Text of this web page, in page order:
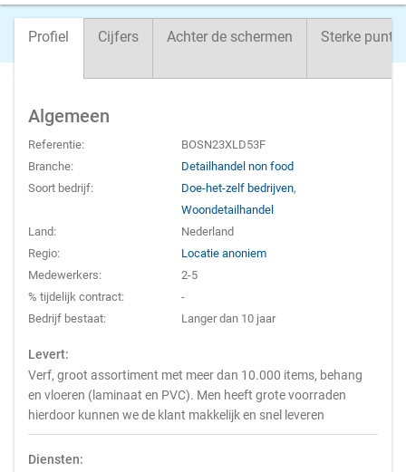
Profiel Cijfers Achter de schermen Sterke
Algemeen
Referentie:
BOSN23XLD53F
Branche:
Detailhandel non food
Soort bedrijf:
Doe-het-zelf bedrijven,
Woondetailhandel
Land:
Nederland
Regio:
Locatie anoniem
Medewerkers:
2-5
% tijdelijk contract:
-
Bedrijf bestaat:
Langer dan 10 jaar
Levert:
Verf, groot assortiment met meer dan 10.000 items, behang
en vloeren (laminaat en PVC). Men heeft grote voorraden
hierdoor kunnen we de klant makkelijk en snel leveren
Diensten: